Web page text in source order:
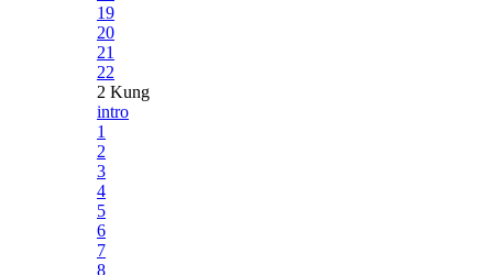
19
20
21
22
2 Kung
intro
1
2
3
4
5
6
7
8